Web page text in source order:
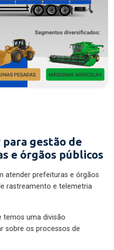
gestão de
e órgãos públicos
atender prefeituras e órgãos
rastreamento e telemetria
temos uma divisão
sobre os processos de